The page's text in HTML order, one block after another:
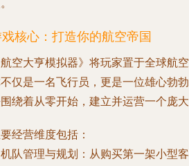
核心：打造你的航空帝国
空大亨模拟器》将玩家置于全球航
仅是一名飞行员，更是一位雄心勃
绕着从零开始，建立并运营一个庞大
经营维度包括：
机队管理与规划 ：从购买第一架小型